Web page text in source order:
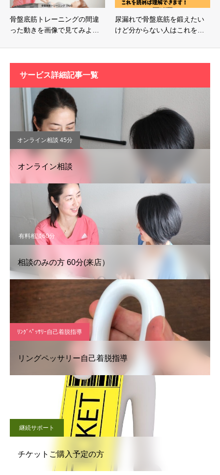
骨盤底筋トレーニングの間違
った動きを画像で見てみよ…
尿漏れで骨盤底筋を鍛えたい
けど分からない人はこれを…
サービス詳細記事一覧
オンライン相談 45分
オンライン相談
有料相談60分
相談のみの方 60分(来店）
ﾘﾝｸﾞﾍﾟｯｻﾘｰ自己着脱指導
リングペッサリー自己着脱指導
継続サポート
チケットご購入予定の方